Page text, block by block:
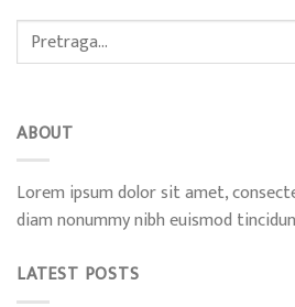
ABOUT
Lorem ipsum dolor sit amet,
diam nonummy nibh euismod
LATEST POSTS